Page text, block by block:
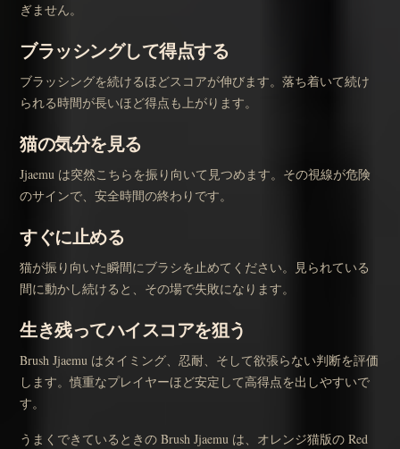
ぎません。
ブラッシングして得点する
ブラッシングを続けるほどスコアが伸びます。落ち着いて続け
られる時間が長いほど得点も上がります。
猫の気分を見る
Jjaemu は突然こちらを振り向いて見つめます。その視線が危険
のサインで、安全時間の終わりです。
すぐに止める
猫が振り向いた瞬間にブラシを止めてください。見られている
間に動かし続けると、その場で失敗になります。
生き残ってハイスコアを狙う
Brush Jjaemu はタイミング、忍耐、そして欲張らない判断を評価
します。慎重なプレイヤーほど安定して高得点を出しやすいで
す。
うまくできているときの Brush Jjaemu は、オレンジ猫版の Red